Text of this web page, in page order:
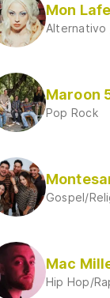
Mon
Alternativo
Maroon
Pop Rock
Gospel/
Mac
Hip Hop/